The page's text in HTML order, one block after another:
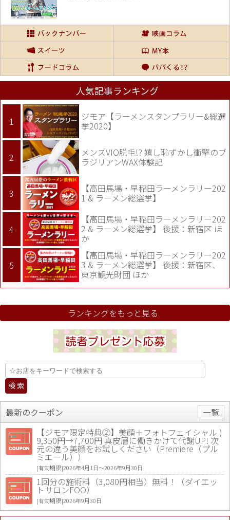
人気記事ランキング
ジモア【ラーメンスタンプラリー&総選
挙2020】
メンズVIO脱毛!? 嬉し恥ずかし衝撃のブ
ラジリアンWAX体験記
【高田馬場・早稲田ラーメンラリー202
1 & ラーメン総選挙】
【高田馬場・早稲田ラーメンラリー202
2 & ラーメン総選挙】 後援：新宿区 ほ
か
【高田馬場・早稲田ラーメンラリー202
3 & ラーメン総選挙】 後援：新宿区、
東京観光財団 ほか
ランキングをもっと見る
最新のクーポン
一覧
【ジモア限定特典②】美顔＋フォトフェイシャル )
9,350円→7,700円 真皮層に働きかけて代謝UP! 次
元の違う美顔をお試しください（Premiere（プル
ミエール））
[有効期限]2026年4月1日〜2026年9月30日
1回分の施術料（3,080円相当）無料！（ダイエッ
トサロンFOO）
[有効期限]2026年9月30日